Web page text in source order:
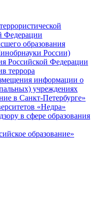
Федерации
образования
России)
Российской Федерации
террора
информации о
учреждениях
в Санкт-Петербурге»
«Недра»
в сфере образования
образование»